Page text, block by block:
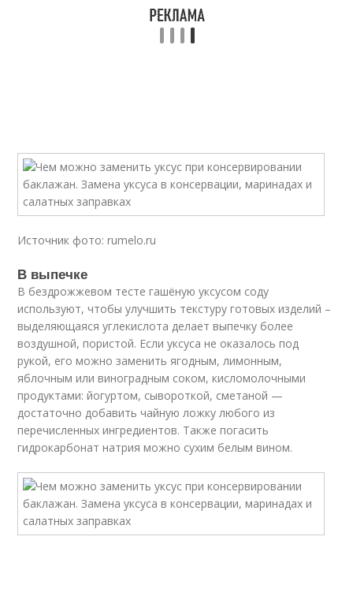
Источник фото: rumelo.ru
В выпечке
В бездрожжевом тесте гашёную уксусом соду
используют, чтобы улучшить текстуру готовых изделий –
выделяющаяся углекислота делает выпечку более
воздушной, пористой. Если уксуса не оказалось под
рукой, его можно заменить ягодным, лимонным,
яблочным или виноградным соком, кисломолочными
продуктами: йогуртом, сывороткой, сметаной —
достаточно добавить чайную ложку любого из
перечисленных ингредиентов. Также погасить
гидрокарбонат натрия можно сухим белым вином.